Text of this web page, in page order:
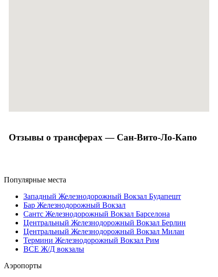
Отзывы о трансферах — Сан-Вито-Ло-Капо
Популярные места
Западный Железнодорожный Вокзал Будапешт
Бар Железнодорожный Вокзал
Сантс Железнодорожный Вокзал Барселона
Центральный Железнодорожный Вокзал Берлин
Центральный Железнодорожный Вокзал Милан
Термини Железнодорожный Вокзал Рим
ВСЕ Ж/Д вокзалы
Аэропорты